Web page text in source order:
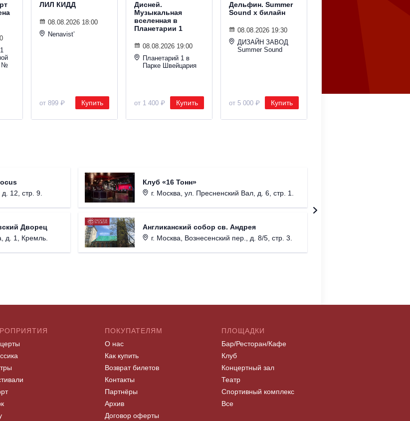
№
ЛИЛ КИДД
08.08.2026 18:00
Nenavist’
от 899 ₽ Купить
Дисней.
Музыкальная
вселенная в
Планетарии 1
08.08.2026 19:00
Планетарий 1 в
Парке Швейцария
от 1 400 ₽ Купить
Дельфин. Summer
Sound х билайн
08.08.2026 19:30
ДИЗАЙН ЗАВОД
Summer Sound
от 5 000 ₽ Купить
12, стр. 9.
Дворец
д. 1, Кремль.
Клуб «16 Тонн»
г. Москва, ул. Пресненский Вал, д. 6, стр. 1.
Англиканский собор св. Андрея
г. Москва, Вознесенский пер., д. 8/5, стр. 3.
ПОКУПАТЕЛЯМ
О нас
Как купить
Возврат билетов
Контакты
Партнёры
Архив
Договор оферты
ПЛОЩАДКИ
Бар/Ресторан/Кафе
Клуб
Концертный зал
Театр
Спортивный комплекс
Все